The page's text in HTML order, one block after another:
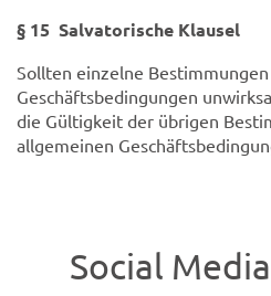
§ 15 Salvatorische Klausel
Sollten einzelne
Geschäftsbedingungen
die Gültigkeit der übrigen
allgemeinen
Social